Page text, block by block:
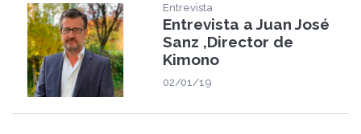
Entrevista
Entrevista a Juan José
Sanz ,Director de
Kimono
02/01/19